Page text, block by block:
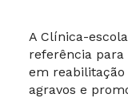
A Clínica-
referência para
em reabilitação
agravos e